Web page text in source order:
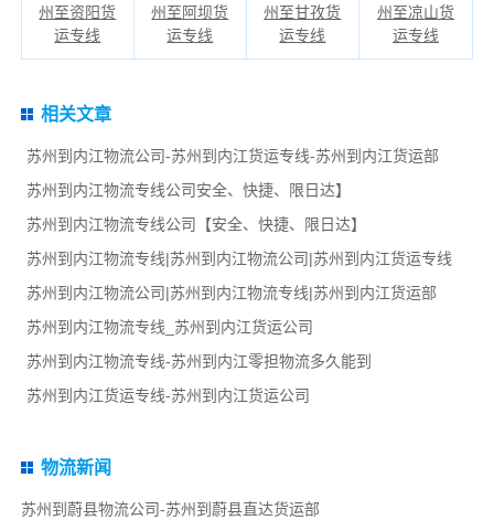
州至资阳货
运专线
州至阿坝货
运专线
州至甘孜货
运专线
州至凉山货
运专线
相关文章
苏州到内江物流公司-苏州到内江货运专线-苏州到内江货运部
苏州到内江物流专线公司安全、快捷、限日达】
苏州到内江物流专线公司【安全、快捷、限日达】
苏州到内江物流专线|苏州到内江物流公司|苏州到内江货运专线
苏州到内江物流公司|苏州到内江物流专线|苏州到内江货运部
苏州到内江物流专线_苏州到内江货运公司
苏州到内江物流专线-苏州到内江零担物流多久能到
苏州到内江货运专线-苏州到内江货运公司
物流新闻
苏州到蔚县物流公司-苏州到蔚县直达货运部